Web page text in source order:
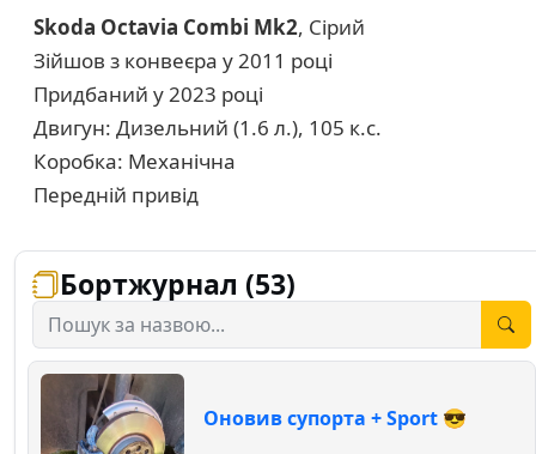
Skoda Octavia Combi Mk2, Сірий
Зійшов з конвеєра у 2011 році
Придбаний у 2023 році
Двигун: Дизельний (1.6 л.), 105 к.с.
Коробка: Механічна
Передній привід
Бортжурнал (53)
Оновив супорта + Sport 😎